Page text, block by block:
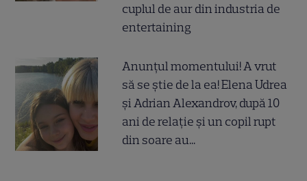
cuplul de aur din industria de
entertaining
Anunțul momentului! A vrut
să se știe de la ea! Elena Udrea
și Adrian Alexandrov, după 10
ani de relație și un copil rupt
din soare au...